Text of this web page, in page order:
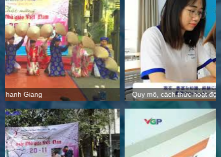
Quy mô, cách thức hoạt động tại Thanh Giang